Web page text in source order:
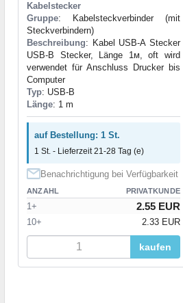
Kabelstecker
Gruppe: Kabelsteckverbinder (mit
Steckverbindern)
Beschreibung: Kabel USB-A Stecker
USB-B Stecker, Länge 1м, oft wird
verwendet für Anschluss Drucker bis
Computer
Typ: USB-B
Länge: 1 m
auf Bestellung: 1 St.
1 St. - Lieferzeit 21-28 Tag (e)
Benachrichtigung bei Verfügbarkeit
ANZAHL PRIVATKUNDE
1+ 2.55 EUR
10+ 2.33 EUR
kaufen